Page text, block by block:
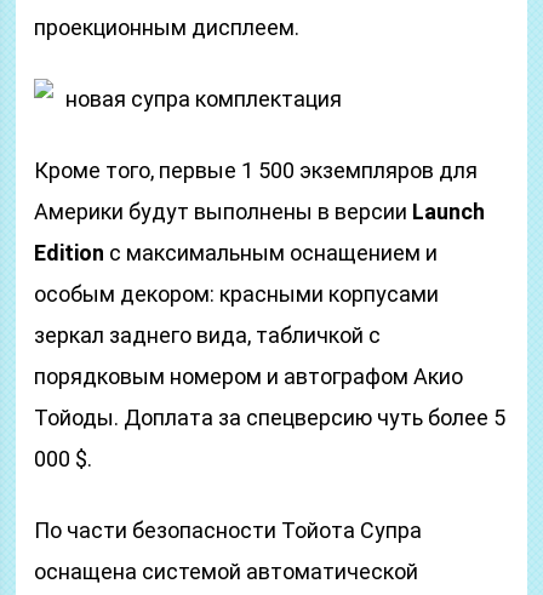
проекционным дисплеем.
новая супра комплектация
Кроме того, первые 1 500 экземпляров для
Америки будут выполнены в версии Launch
Edition с максимальным оснащением и
особым декором: красными корпусами
зеркал заднего вида, табличкой с
порядковым номером и автографом Акио
Тойоды. Доплата за спецверсию чуть более 5
000 $.
По части безопасности Тойота Супра
оснащена системой автоматической